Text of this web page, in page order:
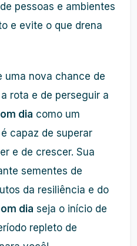
pessoas e ambientes
e evite o que drena
uma nova chance de
rota e de perseguir a
dia como um
capaz de superar
e de crescer. Sua
sementes de
da resiliência e do
dia seja o início de
repleto de